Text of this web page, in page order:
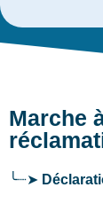
Marche
╰┈➤